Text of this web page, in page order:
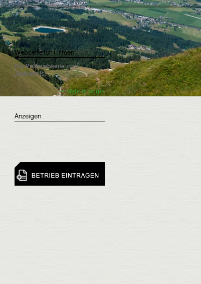
Webseite für Firmen
Die Profiwebseite zum
Jodelpreis!
-> Mehr erfahren
Anzeigen